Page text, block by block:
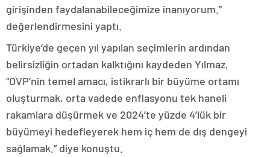
girişinden faydalanabileceğimize inanıyorum.”
değerlendirmesini yaptı.
Türkiye’de geçen yıl yapılan seçimlerin ardından
belirsizliğin ortadan kalktığını kaydeden Yılmaz,
“OVP’nin temel amacı, istikrarlı bir büyüme ortamı
oluşturmak, orta vadede enflasyonu tek haneli
rakamlara düşürmek ve 2024’te yüzde 4’lük bir
büyümeyi hedefleyerek hem iç hem de dış dengeyi
sağlamak.” diye konuştu.